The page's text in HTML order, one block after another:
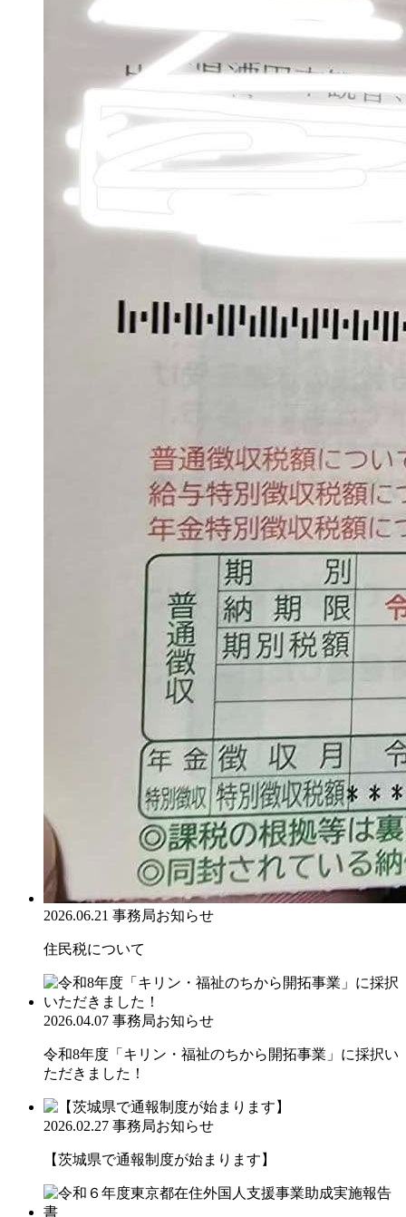
2026.06.21 事務局お知らせ
住民税について
2026.04.07 事務局お知らせ
令和8年度「キリン・福祉のちから開拓事業」に採択い
ただきました！
2026.02.27 事務局お知らせ
【茨城県で通報制度が始まります】